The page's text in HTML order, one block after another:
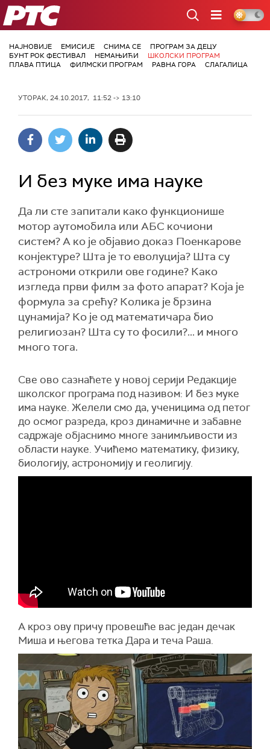
РТС
НАЈНОВИЈЕ ЕМИСИЈЕ СНИМА СЕ
ПРОГРАМ ЗА ДЕЦУ
БУНТ РОК ФЕСТИВАЛ
НЕМАЊИЋИ
ШКОЛСКИ ПРОГРАМ
ПЛАВА ПТИЦА
ФИЛМСКИ ПРОГРАМ РАВНА ГОРА СЛАГАЛИЦА
УТОРАК, 24.10.2017, 11:52 -> 13:10
И без муке има науке
Да ли сте запитали како функционише
мотор аутомобила или АБС кочиони
систем? А ко је објавио доказ Поенкарове
конјектуре? Шта је то еволуција? Шта су
астрономи открили ове године? Како
изгледа први филм за фото апарат? Која је
формула за срећу? Колика је брзина
цунамија? Ко је од математичара био
религиозан? Шта су то фосили?... и много
много тога.
Све ово сазнаћете у новој серији Редакције
школског програма под називом: И без муке
има науке. Желели смо да, ученицима од петог
до осмог разреда, кроз динамичне и забавне
садржаје објаснимо многе занимљивости из
области науке. Учићемо математику, физику,
биологију, астрономију и геолигију.
А кроз ову причу провешће вас један дечак
Миша и његова тетка Дара и теча Раша.